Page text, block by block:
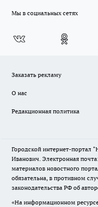
Мы в социальных сетях
Заказать рекламу
О нас
Редакционная политика
Городской интернет-портал
Иванович. Электронная
материалов новостного
обязательна, в противном
законодательства РФ об
«На информационном